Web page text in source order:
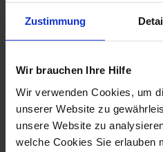
Zustimmung
Wir brauchen Ihre Hilfe
Wir verwenden Cookies, um
unserer Website zu
unsere Website zu
welche Cookies Sie erlauben
Jetzt